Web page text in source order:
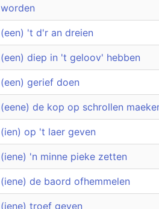
worden
(een) 't d'r an dreien
(een) diep in 't geloov' hebben
(een) gerief doen
(eene) de kop op schrollen
(ien) op 't laer geven
(iene) 'n minne pieke zetten
(iene) de baord ofhemmelen
(iene) troef geven